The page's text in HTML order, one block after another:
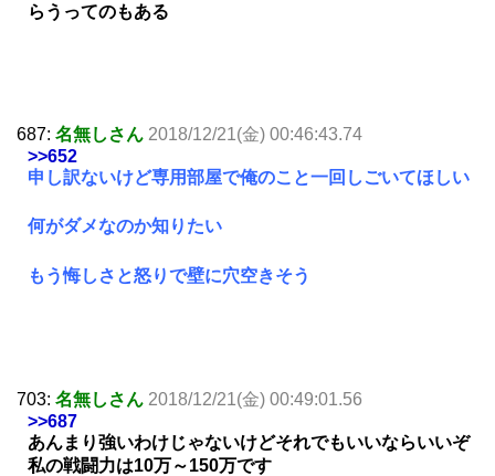
らうってのもある
687: 名無しさん 2018/12/21(金) 00:46:43.74
>>652
申し訳ないけど専用部屋で俺のこと一回しごいてほしい
何がダメなのか知りたい
もう悔しさと怒りで壁に穴空きそう
703: 名無しさん 2018/12/21(金) 00:49:01.56
>>687
あんまり強いわけじゃないけどそれでもいいならいいぞ
私の戦闘力は10万～150万です